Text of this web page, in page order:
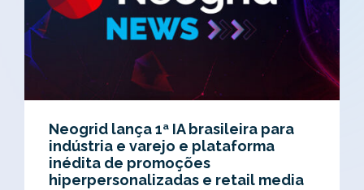
Neogrid lança 1ª IA brasileira para
indústria e varejo e plataforma
inédita de promoções
hiperpersonalizadas e retail media